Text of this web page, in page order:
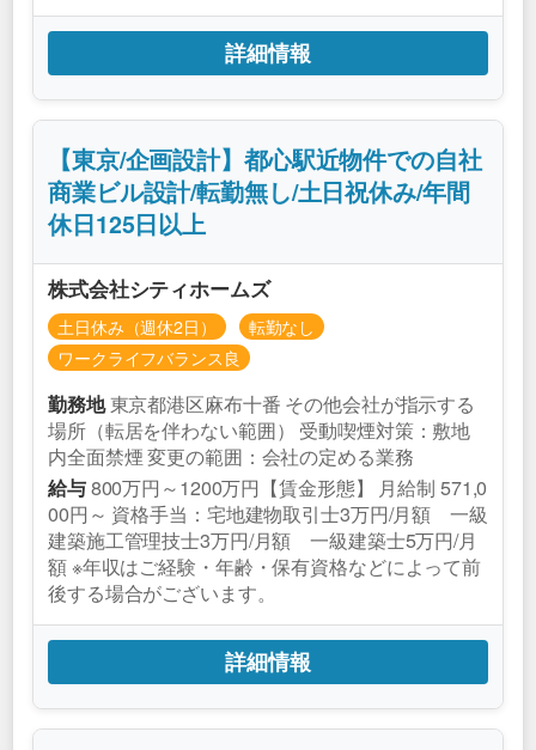
詳細情報
【東京/企画設計】都心駅近物件での自社
商業ビル設計/転勤無し/土日祝休み/年間
休日125日以上
株式会社シティホームズ
土日休み（週休2日）
転勤なし
ワークライフバランス良
勤務地東京都港区麻布十番 その他会社が指示する
場所（転居を伴わない範囲） 受動喫煙対策：敷地
内全面禁煙 変更の範囲：会社の定める業務
給与800万円～1200万円【賃金形態】 月給制 571,0
00円～ 資格手当：宅地建物取引士3万円/月額 一級
建築施工管理技士3万円/月額 一級建築士5万円/月
額 ※年収はご経験・年齢・保有資格などによって前
後する場合がございます。
詳細情報